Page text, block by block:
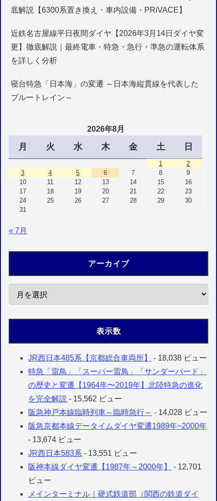
底解説【6300系置き換え・車内設備・PRiVACE】
近鉄名古屋線平日夜間ダイヤ【2026年3月14日ダイヤ変
更】徹底解説｜最終電車・特急・急行・準急の運転体系
を詳しく分析
寝台特急「日本海」の変遷 ～日本海縦貫線を代表した
ブルートレイン～
2026年8月
月 火 水 木 金 土 日
1
2
3
4 5 6 7 8
9
10
11 12 13 14 15
16
17
18 19 20 21 22
23
24
25 26 27 28 29
30
31
« 7月
アーカイブ
表示数
JR西日本485系【京都総合車両所】
- 18,038 ビュー
特急「雷鳥」「スーパー雷鳥」「サンダーバード」
の歴史と変遷【1964年〜2019年】北陸特急の進化
を完全解説 - 15,562 ビュー
阪急神戸本線臨時列車～臨時急行～ - 14,028 ビュー
阪急京都本線データイムダイヤ変遷1989年~2000年
- 13,674 ビュー
JR西日本583系 - 13,551 ビュー
阪神本線ダイヤ変遷【1987年～2000年】
- 12,701
ビュー
メインターミナル｜硬式鉄道部（関西の鉄道ダイ